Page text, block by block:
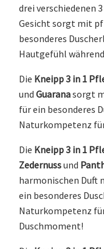
drei verschiedenen
Gesicht sorgt mit
besonderes
Hautgefühl
Die Kneipp 3 in 1
und Guaranasorgt
für ein besonderes
Naturkompetenz
Die Kneipp 3 in 1
Zedernussund
harmonischen Duft
ein besonderes
Naturkompetenz
Duschmoment!